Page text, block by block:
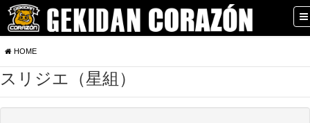
HOME
スリジエ（星組）